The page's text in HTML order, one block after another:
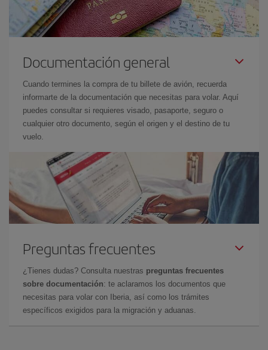
Documentación general
Cuando termines la compra de tu billete de avión, recuerda
informarte de la documentación que necesitas para volar. Aquí
puedes consultar si requieres visado, pasaporte, seguro o
cualquier otro documento, según el origen y el destino de tu
vuelo.
Preguntas frecuentes
¿Tienes dudas? Consulta nuestras preguntas frecuentes
sobre documentación: te aclaramos los documentos que
necesitas para volar con Iberia, así como los trámites
específicos exigidos para la migración y aduanas.